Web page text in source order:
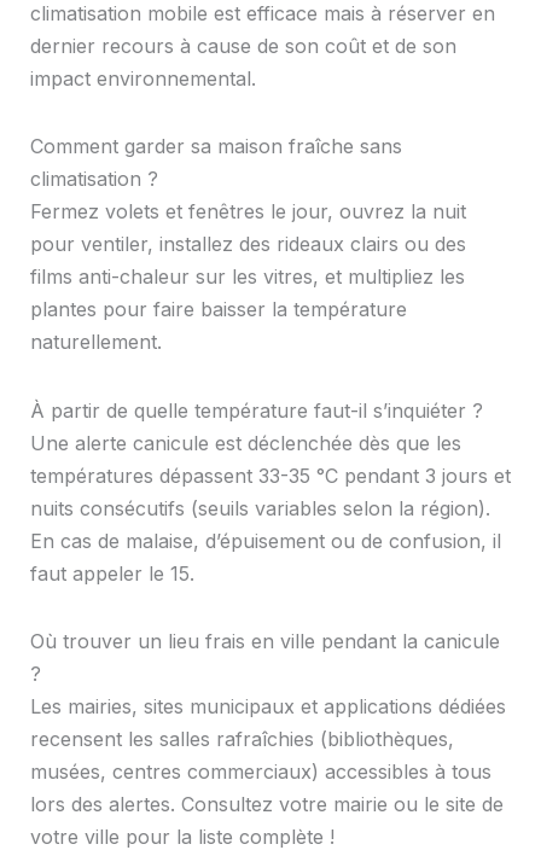
climatisation mobile est efficace mais à réserver en
dernier recours à cause de son coût et de son
impact environnemental.
Comment garder sa maison fraîche sans
climatisation ?
Fermez volets et fenêtres le jour, ouvrez la nuit
pour ventiler, installez des rideaux clairs ou des
films anti-chaleur sur les vitres, et multipliez les
plantes pour faire baisser la température
naturellement.
À partir de quelle température faut-il s’inquiéter ?
Une alerte canicule est déclenchée dès que les
températures dépassent 33-35 °C pendant 3 jours et
nuits consécutifs (seuils variables selon la région).
En cas de malaise, d’épuisement ou de confusion, il
faut appeler le 15.
Où trouver un lieu frais en ville pendant la canicule
?
Les mairies, sites municipaux et applications dédiées
recensent les salles rafraîchies (bibliothèques,
musées, centres commerciaux) accessibles à tous
lors des alertes. Consultez votre mairie ou le site de
votre ville pour la liste complète !